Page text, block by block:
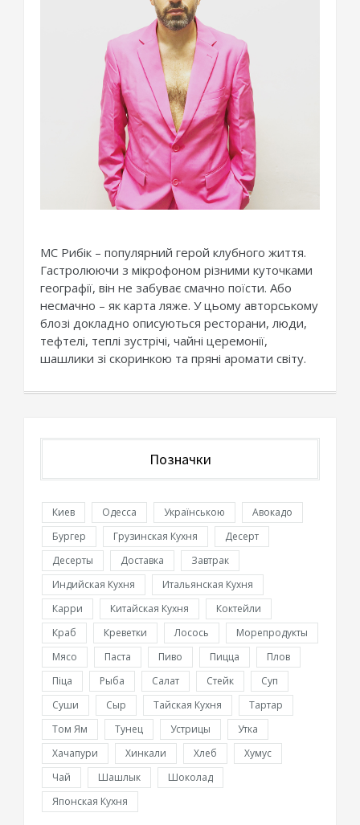
МС Рибік – популярний герой клубного життя.
Гастролюючи з мікрофоном різними куточками
географії, він не забуває смачно поїсти. Або
несмачно – як карта ляже. У цьому авторському
блозі докладно описуються ресторани, люди,
тефтелі, теплі зустрічі, чайні церемонії,
шашлики зі скоринкою та пряні аромати світу.
Позначки
Киев Одесса Українською
Авокадо
Бургер
Грузинская Кухня
Десерт
Десерты
Доставка
Завтрак
Индийская Кухня
Итальянская Кухня
Карри
Китайская Кухня
Коктейли
Краб
Креветки Лосось
Морепродукты
Мясо
Паста Пиво Пицца
Плов
Піца
Рыба Салат Стейк
Суп
Суши
Сыр Тайская Кухня
Тартар
Том Ям
Тунец Устрицы
Утка
Хачапури
Хинкали Хлеб
Хумус
Чай
Шашлык
Шоколад
Японская Кухня